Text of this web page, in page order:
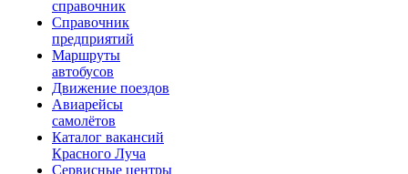
справочник
Справочник
предприятий
Маршруты
автобусов
Движение поездов
Авиарейсы
самолётов
Каталог вакансий
Красного Луча
Сервисные центры